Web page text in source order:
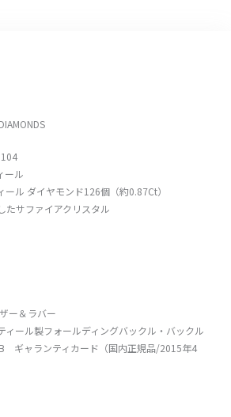
ール
ル ダイヤモンド126個（約0.87Ct）
たサファイアクリスタル
ー＆ラバー
ィール製フォールディングバックル・バックル
ギャランティカード（国内正規品/2015年4